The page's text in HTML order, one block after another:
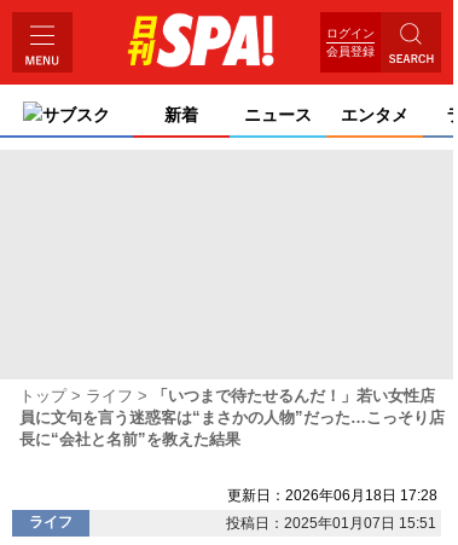
ログイン
会員登録
サブスク 新着 ニュース エンタメ
トップ ライフ
「いつまで待たせるんだ！」若い女性店
員に文句を言う迷惑客は“まさかの人物”だった…こっそり店
長に“会社と名前”を教えた結果
更新日：2026年06月18日 17:28
ライフ
投稿日：2025年01月07日 15:51